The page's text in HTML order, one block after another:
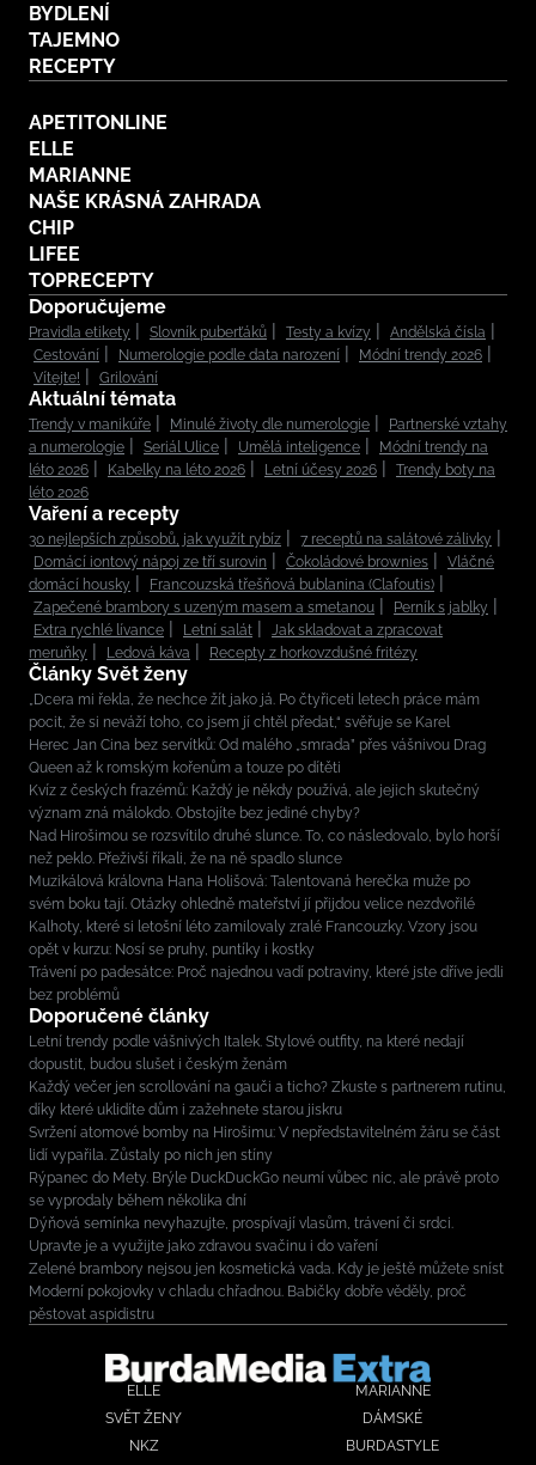
BYDLENÍ
TAJEMNO
RECEPTY
APETITONLINE
ELLE
MARIANNE
NAŠE KRÁSNÁ ZAHRADA
CHIP
LIFEE
TOPRECEPTY
Doporučujeme
Pravidla etikety Slovník puberťáků Testy a kvízy
Andělská čísla
Cestování
Numerologie podle data narození
Módní trendy 2026
Vítejte!
Grilování
Aktuální témata
Trendy v manikúře Minulé životy dle numerologie
Partnerské vztahy
a numerologie
Seriál Ulice Umělá inteligence
Módní trendy na
léto 2026
Kabelky na léto 2026 Letní účesy 2026
Trendy boty na
léto 2026
Vaření a recepty
30 nejlepších způsobů, jak využít rybíz
7 receptů na salátové zálivky
Domácí iontový nápoj ze tří surovin
Čokoládové brownies
Vláčné
domácí housky
Francouzská třešňová bublanina (Clafoutis)
Zapečené brambory s uzeným masem a smetanou
Perník s jablky
Extra rychlé lívance
Letní salát
Jak skladovat a zpracovat
meruňky
Ledová káva Recepty z horkovzdušné fritézy
Články Svět ženy
„Dcera mi řekla, že nechce žít jako já. Po čtyřiceti letech práce mám
pocit, že si neváží toho, co jsem jí chtěl předat,“ svěřuje se Karel
Herec Jan Cina bez servítků: Od malého „smrada” přes vášnivou Drag
Queen až k romským kořenům a touze po dítěti
Kvíz z českých frazémů: Každý je někdy používá, ale jejich skutečný
význam zná málokdo. Obstojíte bez jediné chyby?
Nad Hirošimou se rozsvítilo druhé slunce. To, co následovalo, bylo horší
než peklo. Přeživší říkali, že na ně spadlo slunce
Muzikálová královna Hana Holišová: Talentovaná herečka muže po
svém boku tají. Otázky ohledně mateřství jí přijdou velice nezdvořilé
Kalhoty, které si letošní léto zamilovaly zralé Francouzky. Vzory jsou
opět v kurzu: Nosí se pruhy, puntíky i kostky
Trávení po padesátce: Proč najednou vadí potraviny, které jste dříve jedli
bez problémů
Doporučené články
Letní trendy podle vášnivých Italek. Stylové outfity, na které nedají
dopustit, budou slušet i českým ženám
Každý večer jen scrollování na gauči a ticho? Zkuste s partnerem rutinu,
díky které uklidíte dům i zažehnete starou jiskru
Svržení atomové bomby na Hirošimu: V nepředstavitelném žáru se část
lidí vypařila. Zůstaly po nich jen stíny
Rýpanec do Mety. Brýle DuckDuckGo neumí vůbec nic, ale právě proto
se vyprodaly během několika dní
Dýňová semínka nevyhazujte, prospívají vlasům, trávení či srdci.
Upravte je a využijte jako zdravou svačinu i do vaření
Zelené brambory nejsou jen kosmetická vada. Kdy je ještě můžete sníst
Moderní pokojovky v chladu chřadnou. Babičky dobře věděly, proč
pěstovat aspidistru
ELLE
MARIANNE
SVĚT ŽENY
DÁMSKÉ
NKZ
BURDASTYLE